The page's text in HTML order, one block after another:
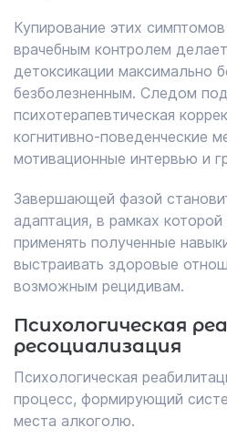
Купирование этих
врачебным контролем
детоксикации максимально
безболезненным. Следом
психотерапевтическая
когнитивно-поведенческие
мотивационные интервью и
Завершающей фазой
адаптация, в рамках
применять полученные
выстраивать здоровые
возможным рецидивам.
Психологическая
ресоциализация
Психологическая
процесс, формирующий
места алкоголю.